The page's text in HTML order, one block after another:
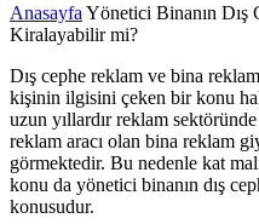
Anasayfa Yönetici Binanın Dış
Kiralayabilir mi?
Dış cephe reklam ve bina
kişinin ilgisini çeken bir konu
uzun yıllardır reklam
reklam aracı olan bina reklam
görmektedir. Bu nedenle kat
konu da yönetici binanın dış
konusudur.